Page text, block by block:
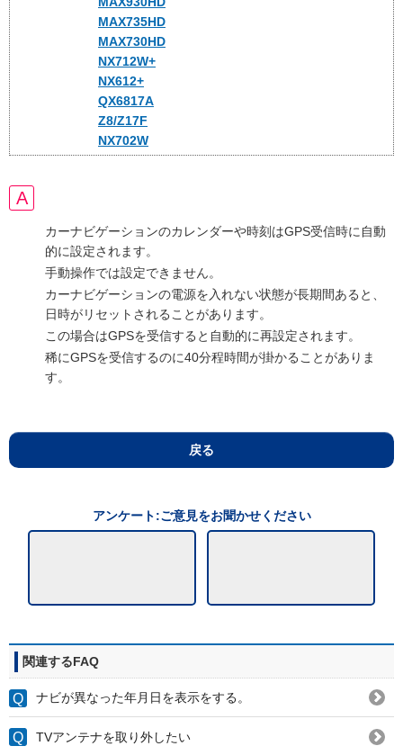
MAX735HD
MAX730HD
NX712W+
NX612+
QX6817A
Z8/Z17F
NX702W
カーナビゲーションのカレンダーや時刻はGPS受信時に自動
的に設定されます。
手動操作では設定できません。
カーナビゲーションの電源を入れない状態が長期間あると、
日時がリセットされることがあります。
この場合はGPSを受信すると自動的に再設定されます。
稀にGPSを受信するのに40分程時間が掛かることがありま
す。
戻る
アンケート:ご意見をお聞かせください
関連するFAQ
ナビが異なった年月日を表示をする。
TVアンテナを取り外したい